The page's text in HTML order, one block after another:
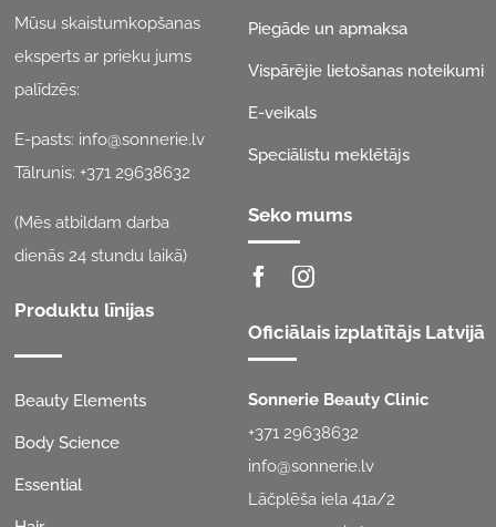
Mūsu skaistumkopšanas
eksperts ar prieku jums
palīdzēs:
E-pasts: info@sonnerie.lv
Tālrunis:+371 29638632
(Mēs atbildam darba
dienās 24 stundu laikā)
Produktu līnijas
Beauty Elements
Body Science
Essential
Piegāde un apmaksa
Vispārējie lietošanas noteikumi
E-veikals
Speciālistu meklētājs
Seko mums
Oficiālais izplatītājs Latvijā
Sonnerie Beauty Clinic
+371 29638632
info@sonnerie.lv
Lāčplēša iela 41a/2